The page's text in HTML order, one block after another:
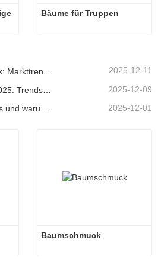
Bäume für Truppen
2025-12-11
2025-12-09
2025-12-01
Baumschmuck